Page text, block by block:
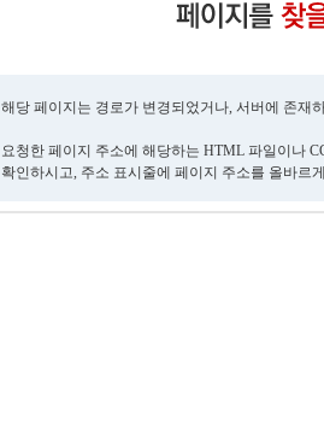
해당 페이지는 경로가 변경되었거나, 서버에 존재
요청한 페이지 주소에 해당하는 HTML 파일이나
확인하시고, 주소 표시줄에 페이지 주소를 올바르